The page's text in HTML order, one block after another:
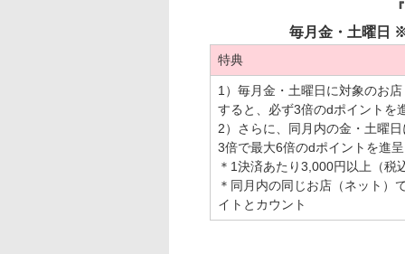
毎月金・土曜日
特典
1）毎月金・土曜日に対象のお
すると、必ず3倍のdポイントを
2）さらに、同月内の金・土曜
3倍で最大6倍のdポイントを進呈
＊1決済あたり3,000円以上（税
＊同月内の同じお店（ネット）
イトとカウント